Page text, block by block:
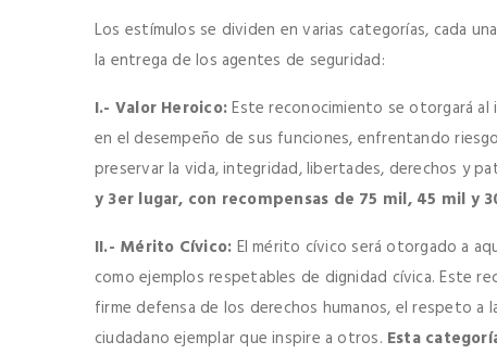
Los estímulos se dividen en varias categorías, cada
la entrega de los agentes de seguridad:
I.- Valor Heroico:Este reconocimiento se otorgará
en el desempeño de sus funciones, enfrentando
preservar la vida, integridad, libertades, derechos y
y 3er lugar, con recompensas de 75 mil, 45 mil y
II.- Mérito Cívico: El mérito cívico será otorgado a
como ejemplos respetables de dignidad cívica. Este
firme defensa de los derechos humanos, el respeto
ciudadano ejemplar que inspire a otros. Esta